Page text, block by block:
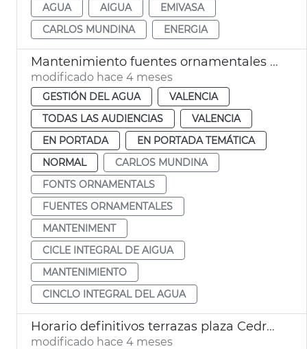
AGUA
AIGUA
EMIVASA
CARLOS MUNDINA
ENERGIA
Mantenimiento fuentes ornamentales de València
modificado hace 4 meses
GESTIÓN DEL AGUA
VALENCIA
TODAS LAS AUDIENCIAS
VALENCIA
EN PORTADA
EN PORTADA TEMÁTICA
NORMAL
CARLOS MUNDINA
FONTS ORNAMENTALS
FUENTES ORNAMENTALES
MANTENIMENT
CICLE INTEGRAL DE AIGUA
MANTENIMIENTO
CINCLO INTEGRAL DEL AGUA
Horario definitivos terrazas plaza Cedre y plaza Hondures
modificado hace 4 meses